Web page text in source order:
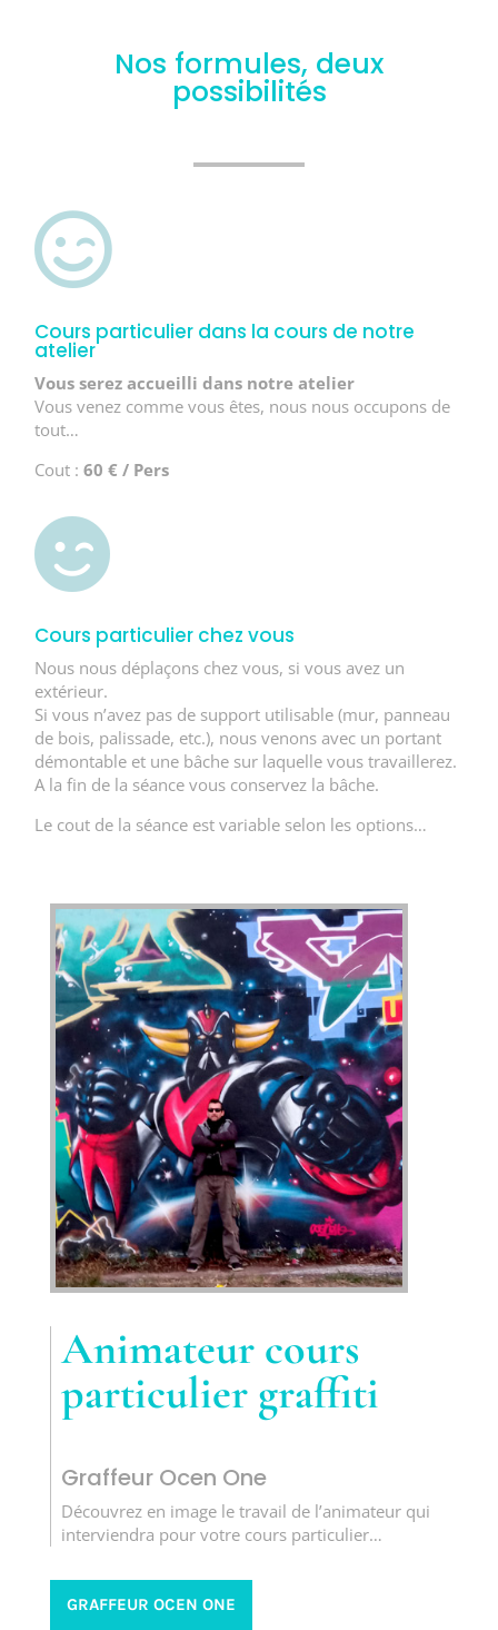
Nos formules, deux
possibilités

Cours particulier dans la cours de notre
atelier
Vous serez accueilli dans notre atelier
Vous venez comme vous êtes, nous nous occupons de
tout…
Cout :60 € / Pers

Cours particulier chez vous
Nous nous déplaçons chez vous, si vous avez un
extérieur.
Si vous n’avez pas de support utilisable (mur, panneau
de bois, palissade, etc.), nous venons avec un portant
démontable et une bâche sur laquelle vous travaillerez.
A la fin de la séance vous conservez la bâche.
Le cout de la séance est variable selon les options…
Animateur cours
particulier graffiti
Graffeur Ocen One
Découvrez en image le travail de l’animateur qui
interviendra pour votre cours particulier…
GRAFFEUR OCEN ONE